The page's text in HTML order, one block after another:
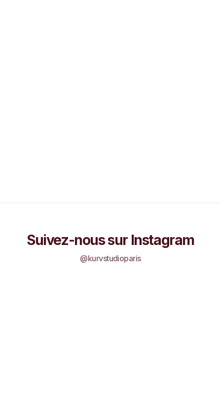
Suivez-nous sur Instagram
@kurvstudioparis